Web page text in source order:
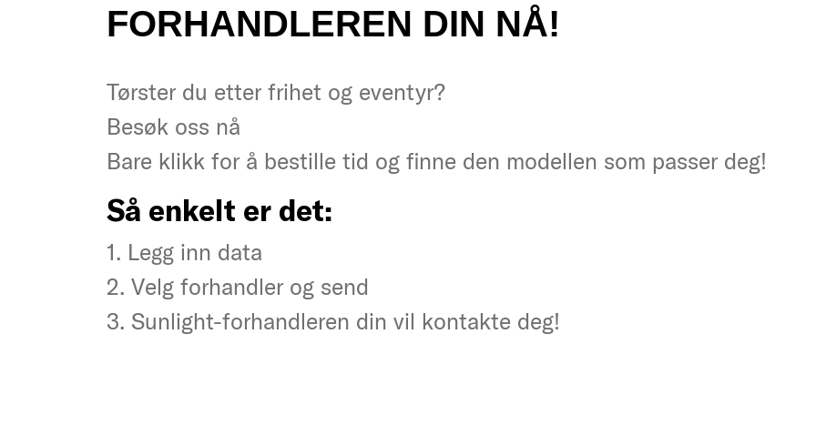
FORHANDLEREN DIN NÅ!
Tørster du etter frihet og eventyr?
Besøk oss nå
Bare klikk for å bestille tid og finne den modellen som passer deg!
Så enkelt er det:
1. Legg inn data
2. Velg forhandler og send
3. Sunlight-forhandleren din vil kontakte deg!
Tørster du etter frihet og eventyr?
Besøk oss nå
Bare klikk for å bestille tid og finne den modellen som passer deg!
Så enkelt er det:
1. Legg inn data
2. Velg forhandler og send
3. Sunlight-forhandleren din vil kontakte deg!